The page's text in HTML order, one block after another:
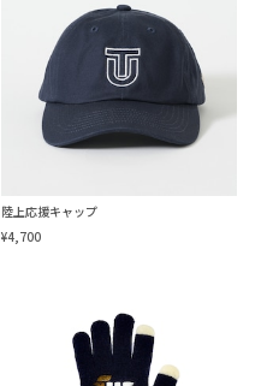
陸上応援キャップ
¥4,700